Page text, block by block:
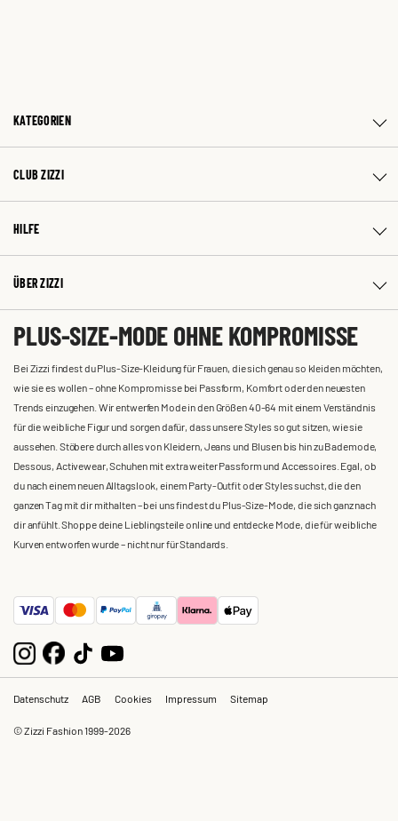
KATEGORIEN
CLUB ZIZZI
HILFE
ÜBER ZIZZI
PLUS-SIZE-MODE OHNE KOMPROMISSE
Bei Zizzi findest du Plus-Size-Kleidung für Frauen, die sich genau so kleiden möchten,
wie sie es wollen – ohne Kompromisse bei Passform, Komfort oder den neuesten
Trends einzugehen. Wir entwerfen Mode in den Größen 40-64 mit einem Verständnis
für die weibliche Figur und sorgen dafür, dass unsere Styles so gut sitzen, wie sie
aussehen. Stöbere durch alles von Kleidern, Jeans und Blusen bis hin zu Bademode,
Dessous, Activewear, Schuhen mit extra weiter Passform und Accessoires. Egal, ob
du nach einem neuen Alltagslook, einem Party-Outfit oder Styles suchst, die den
ganzen Tag mit dir mithalten – bei uns findest du Plus-Size-Mode, die sich ganz nach
dir anfühlt. Shoppe deine Lieblingsteile online und entdecke Mode, die für weibliche
Kurven entworfen wurde – nicht nur für Standards.
Datenschutz AGB Cookies Impressum Sitemap
© Zizzi Fashion 1999-2026